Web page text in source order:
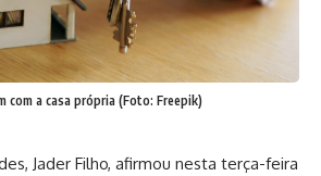
com a casa própria (Foto: Freepik)
Jader Filho, afirmou nesta terça-feira